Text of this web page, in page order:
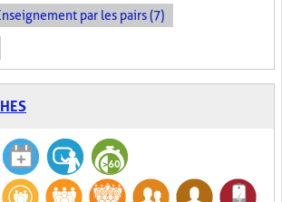
par les pairs (7)